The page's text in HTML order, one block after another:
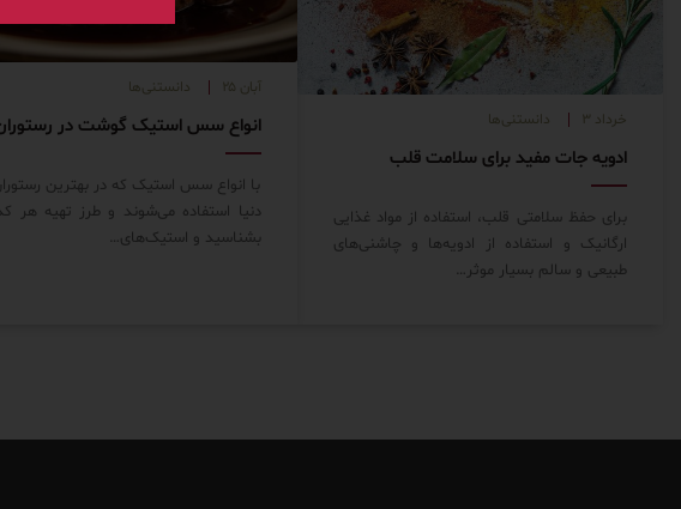
خرداد ۳ دانستنی‌ها
ادویه جات مفید برای سلامت قلب
برای حفظ سلامتی قلب، استفاده از مواد غذایی
ارگانیک و استفاده از ادویه‌ها و چاشنی‌های
طبیعی و سالم بسیار موثر…
آبان ۲۵ دانستنی‌ها
با انواع سس استیک که در بهترین
دنیا استفاده می‌شوند و طرز تهیه هر
بشناسید و استیک‌های…